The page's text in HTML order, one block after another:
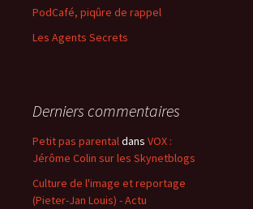
PodCafé, piqûre de rappel
Les Agents Secrets
Derniers commentaires
Petit pas parentaldans VOX :
Jérôme Colin sur les Skynetblogs
Culture de l'image et reportage
(Pieter-Jan Louis) - Actu